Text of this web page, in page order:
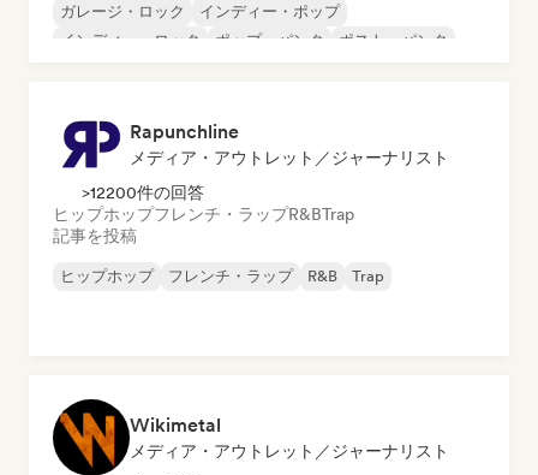
ガレージ・ロック
インディー・ポップ
インディー・ロック
ポップ・パンク
ポスト・パンク
Rapunchline
メディア・アウトレット／ジャーナリスト
>12200件の回答
ヒップホップフレンチ・ラップR&BTrap
記事を投稿
ヒップホップ フレンチ・ラップ R&B Trap
Wikimetal
メディア・アウトレット／ジャーナリスト